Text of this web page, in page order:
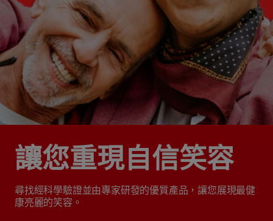
讓您重現自信笑容
尋找經科學驗證並由專家研發的優質產品，讓您展現最健
康亮麗的笑容。